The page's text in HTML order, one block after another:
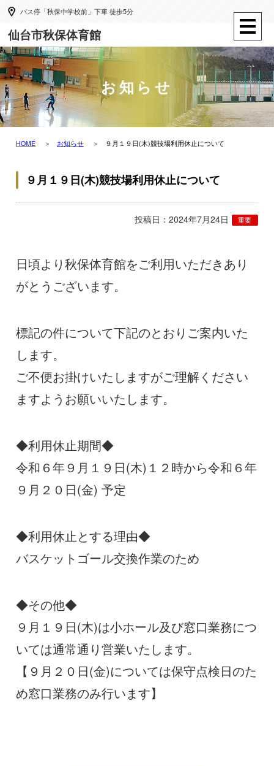
バス停「秋保中学校前」下車 徒歩5分
仙台市秋保体育館
お知らせ
HOME お知らせ ９月１９日(木)競技場利用休止について
９月１９日(木)競技場利用休止について
投稿日：2024年7月24日 重要
日頃より秋保体育館をご利用いただきあり
がとうございます。
標記の件について下記のとおりご案内いた
します。
ご不便お掛けいたしますがご理解ください
ますようお願いいたします。
◆利用休止期間◆
令和６年９月１９日(木)１２時から令和６年
９月２０日(金) 予定
◆利用休止とする理由◆
バスケットゴール交換作業のため
◆その他◆
９月１９日(木)は小ホール及び窓口業務につ
いては通常通り営業いたします。
【９月２０日(金)については保守点検日のた
め窓口業務のみ行います】